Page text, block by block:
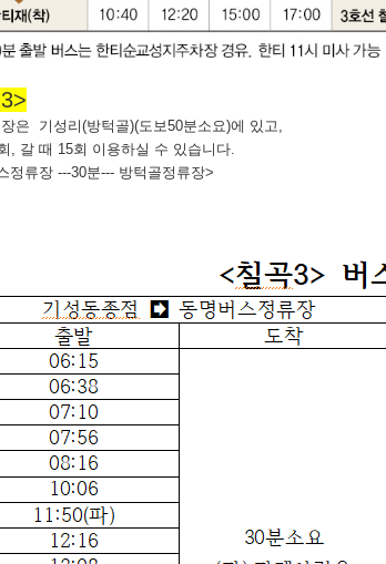
은 기성리(방턱골)(도보50분소요)에 있고,
, 갈 때 15회 이용하실 수 있습니다.
정류장 ---30분--- 방턱골정류장>